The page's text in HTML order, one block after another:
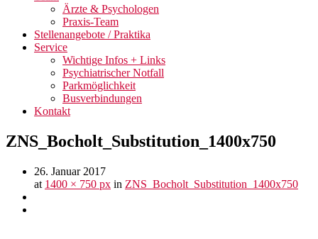
Ärzte & Psychologen
Praxis-Team
Stellenangebote / Praktika
Service
Wichtige Infos + Links
Psychiatrischer Notfall
Parkmöglichkeit
Busverbindungen
Kontakt
ZNS_Bocholt_Substitution_1400x750
26. Januar 2017
at 1400 × 750 px in ZNS_Bocholt_Substitution_1400x750